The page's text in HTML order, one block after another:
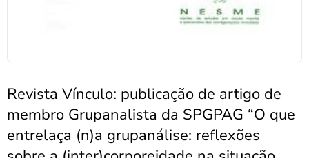
Revista Vínculo: publicação de artigo de
membro Grupanalista da SPGPAG “O que
entrelaça (n)a grupanálise: reflexões